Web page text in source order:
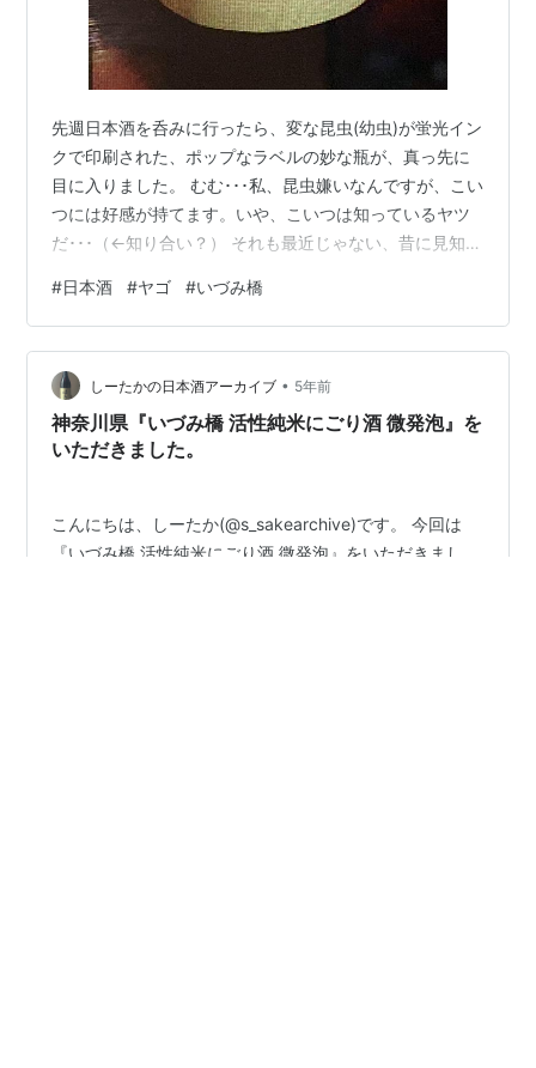
先週日本酒を呑みに行ったら、変な昆虫(幼虫)が蛍光イン
クで印刷された、ポップなラベルの妙な瓶が、真っ先に
目に入りました。 むむ･･･私、昆虫嫌いなんですが、こい
つには好感が持てます。いや、こいつは知っているヤツ
だ･･･（←知り合い？） それも最近じゃない、昔に見知っ
でよく捕まえた･･･「ヤゴだ！」 標高2000m以上のあ
の、霧立つステキな空間を思い出して、それだけでいい
気分。 「ヤゴ」はトンボの幼虫で、涼しい気候と綺麗な
水がある処でしか生きられないんです。つまり、農薬た
っぷりの田んぼには絶対に居ない。 これをラベルにする
なんて、何だかた…
#日本酒 #ヤゴ #いづみ橋
しーたかの日本酒アーカイブ • 5年前
神奈川県『いづみ橋 活性純米にごり酒 微発泡』を
いただきました。